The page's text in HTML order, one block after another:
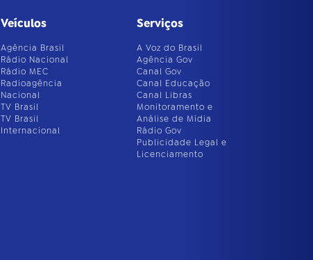
Veículos
Agência Brasil
Rádio Nacional
Rádio MEC
Radioagência
Nacional
TV Brasil
TV Brasil
Internacional
Serviços
A Voz do Brasil
Agência Gov
Canal Gov
Canal Educação
Canal Libras
Monitoramento e
Análise de Mídia
Rádio Gov
Publicidade Legal e
Licenciamento